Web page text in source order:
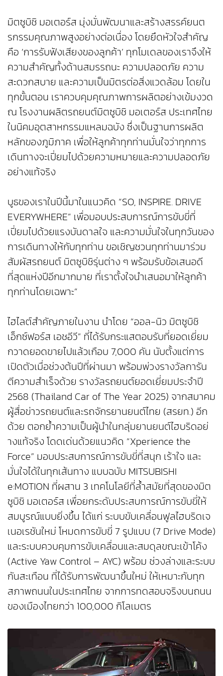
มิตซูบิชิ มอเตอร์ส มุ่งมั่นพัฒนาและสร้างสรรค์ยนต
รกรรมคุณภาพสูงอย่างต่อเนื่อง โดยยึดหัวใจสำคัญ
คือ ‘การรับฟังเสียงของลูกค้า’ ทุกโมเดลของเราจึงให้
ความสำคัญทั้งด้านสมรรถนะ ความปลอดภัย ความ
สะดวกสบาย และความเป็นมิตรต่อสิ่งแวดล้อม โดยใน
ทุกขั้นตอน เราควบคุมคุณภาพการผลิตอย่างเข้มงวด
ณ โรงงานผลิตรถยนต์มิตซูบิชิ มอเตอร์ส ประเทศไทย
ในนิคมอุตสาหกรรมแหลมฉบัง ซึ่งเป็นฐานการผลิต
หลักของภูมิภาค เพื่อให้ลูกค้าทุกท่านมั่นใจว่าทุกการ
เดินทางจะเปี่ยมไปด้วยความหมายและความปลอดภัย
อย่างแท้จริง
บูธของเราในปีนี้มาในแนวคิด “SO, INSPIRE. DRIVE
EVERYWHERE” เพื่อมอบประสบการณ์การขับขี่ที่
เปี่ยมไปด้วยแรงบันดาลใจ และความมั่นใจในทุกวันของ
การเดินทางให้กับทุกท่าน ขอเชิญชวนทุกท่านมาร่วม
สัมผัสรถยนต์ มิตซูบิชิรุ่นต่าง ๆ พร้อมรับข้อเสนอดี
ที่สุดแห่งปีอีกมากมาย ที่เราตั้งใจนำเสนอมาให้ลูกค้า
ทุกท่านโดยเฉพาะ”
ไฮไลต์สำคัญภายในงาน นำโดย “ออล-นิว มิตซูบิชิ
เอ็กซ์ฟอร์ส เอชอีวี” ที่ได้รับกระแสตอบรับที่ยอดเยี่ยม
กวาดยอดขายไปแล้วเกือบ 7,000 คัน นับตั้งแต่การ
เปิดตัวเมื่อช่วงต้นปีที่ผ่านมา พร้อมพ่วงรางวัลการัน
ตีความสำเร็จด้วย รางวัลรถยนต์ยอดเยี่ยมประจำปี
2568 (Thailand Car of The Year 2025) จากสมาคม
ผู้สื่อข่าวรถยนต์และรถจักรยานยนต์ไทย (สรยท.) อีก
ด้วย ตอกย้ำความเป็นผู้นำในกลุ่มยานยนต์ไฮบริดอย่
างแท้จริง โดดเด่นด้วยแนวคิด “Xperience the
Force” มอบประสบการณ์การขับขี่ที่สนุก เร้าใจ และ
มั่นใจได้ในทุกเส้นทาง แบบฉบับ MITSUBISHI
e:MOTION ที่ผสาน 3 เทคโนโลยีที่ล้ำสมัยที่สุดของมิต
ซูบิชิ มอเตอร์ส เพื่อยกระดับประสบการณ์การขับขี่ให้
สมบูรณ์แบบยิ่งขึ้น ได้แก่ ระบบขับเคลื่อนฟูลไฮบริดเจ
เนอเรชันใหม่ โหมดการขับขี่ 7 รูปแบบ (7 Drive Mode)
และระบบควบคุมการขับเคลื่อนและสมดุลขณะเข้าโค้ง
(Active Yaw Control – AYC) พร้อม ช่วงล่างและระบบ
กันสะเทือน ที่ได้รับการพัฒนาขึ้นใหม่ ให้เหมาะกับทุก
สภาพถนนในประเทศไทย จากการทดสอบจริงบนถนน
ของเมืองไทยกว่า 100,000 กิโลเมตร